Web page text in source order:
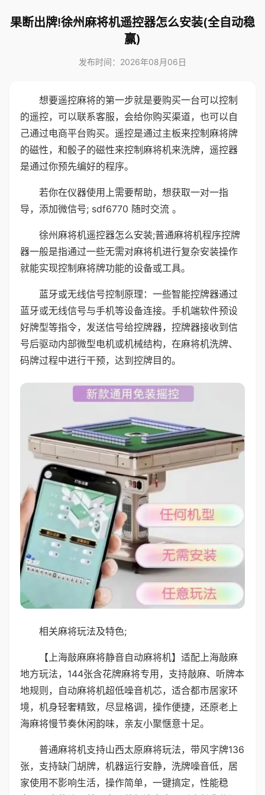
果断出牌!徐州麻将机遥控器怎么安装(全自动稳
赢)
发布时间：2026年08月06日
想要遥控麻将的第一步就是要购买一台可以控制
的遥控，可以联系客服，会给你购买渠道，也可以自
己通过电商平台购买。遥控是通过主板来控制麻将牌
的磁性，和骰子的磁性来控制麻将机来洗牌，遥控器
是通过你预先编好的程序。
若你在仪器使用上需要帮助，想获取一对一指
导，添加微信号; sdf6770 随时交流 。
徐州麻将机遥控器怎么安装;普通麻将机程序控牌
器一般是指通过一些无需对麻将机进行复杂安装操作
就能实现控制麻将牌功能的设备或工具。
蓝牙或无线信号控制原理：一些智能控牌器通过
蓝牙或无线信号与手机等设备连接。手机端软件预设
好牌型等指令，发送信号给控牌器，控牌器接收到信
号后驱动内部微型电机或机械结构，在麻将机洗牌、
码牌过程中进行干预，达到控牌目的。
相关麻将玩法及特色;
【上海敲麻麻将静音自动麻将机】适配上海敲麻
地方玩法，144张含花牌麻将专用，支持敲麻、听牌本
地规则，自动麻将机超低噪音机芯，适合都市居家环
境，机身轻奢精致，尽显格调，操作便捷，还原老上
海麻将慢节奏休闲韵味，亲友小聚惬意十足。
普通麻将机支持山西太原麻将玩法，带风字牌136
张，支持缺门胡牌，机器运行安静，洗牌噪音低，居
家使用不影响生活，操作简单，一键搞定，性能稳